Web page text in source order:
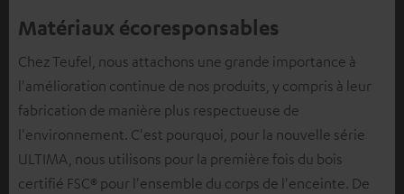
Matériaux écoresponsables
Chez Teufel, nous attachons une grande importance à
l'amélioration continue de nos produits, y compris à leur
fabrication de manière plus respectueuse de
l'environnement. C'est pourquoi, pour la nouvelle série
ULTIMA, nous utilisons pour la première fois du bois
certifié FSC® pour l'ensemble du corps de l'enceinte. De